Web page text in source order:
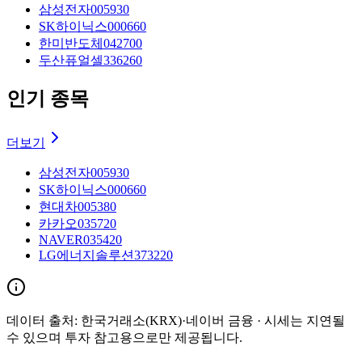
삼성전자005930
SK하이닉스000660
한미반도체 042700
두산퓨얼셀336260
인기 종목
더보기
삼성전자005930
SK하이닉스000660
현대차005380
카카오035720
NAVER035420
LG에너지솔루션373220
데이터 출처: 한국거래소(KRX)·네이버 금융 · 시세는 지연될
수 있으며 투자 참고용으로만 제공됩니다.